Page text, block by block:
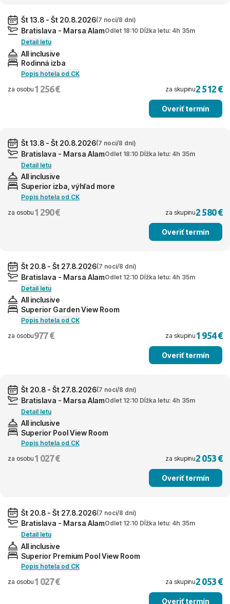
Št 13.8 - Št 20.8.2026(7 nocí/8 dní)
Bratislava - Marsa AlamOdlet 18:10 Dĺžka letu: 4h 35m
Detail letu
All inclusive
Rodinná izba
Popis hotela od CK
za osobu 1 256 € za skupinu2 512 €
Overiť termín
Št 13.8 - Št 20.8.2026(7 nocí/8 dní)
Bratislava - Marsa AlamOdlet 18:10 Dĺžka letu: 4h 35m
Detail letu
All inclusive
Superior izba, výhľad more
Popis hotela od CK
za osobu 1 290 € za skupinu2 580 €
Overiť termín
Št 20.8 - Št 27.8.2026(7 nocí/8 dní)
Bratislava - Marsa AlamOdlet 12:10 Dĺžka letu: 4h 35m
Detail letu
All inclusive
Superior Garden View Room
Popis hotela od CK
za osobu977 € za skupinu1 954 €
Overiť termín
Št 20.8 - Št 27.8.2026(7 nocí/8 dní)
Bratislava - Marsa AlamOdlet 12:10 Dĺžka letu: 4h 35m
Detail letu
All inclusive
Superior Pool View Room
Popis hotela od CK
za osobu 1 027 € za skupinu2 053 €
Overiť termín
Št 20.8 - Št 27.8.2026(7 nocí/8 dní)
Bratislava - Marsa AlamOdlet 12:10 Dĺžka letu: 4h 35m
Detail letu
All inclusive
Superior Premium Pool View Room
Popis hotela od CK
za osobu 1 027 € za skupinu2 053 €
Overiť termín